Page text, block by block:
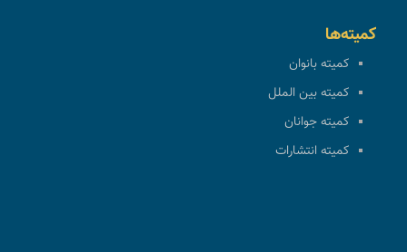
کمیته‌ها
کمیته بانوان
کمیته بین الملل
کمیته جوانان
کمیته انتشارات